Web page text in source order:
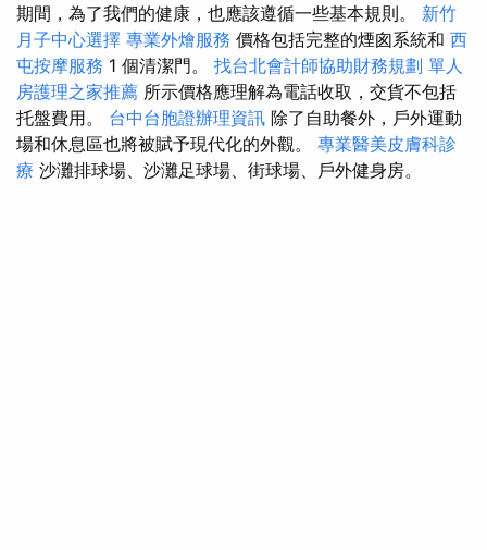
期間，為了我們的健康，也應該遵循一些基本規則。 新竹
月子中心選擇 專業外燴服務 價格包括完整的煙囪系統和 西
屯按摩服務 1 個清潔門。 找台北會計師協助財務規劃 單人
房護理之家推薦 所示價格應理解為電話收取，交貨不包括
托盤費用。 台中台胞證辦理資訊 除了自助餐外，戶外運動
場和休息區也將被賦予現代化的外觀。 專業醫美皮膚科診
療 沙灘排球場、沙灘足球場、街球場、戶外健身房。